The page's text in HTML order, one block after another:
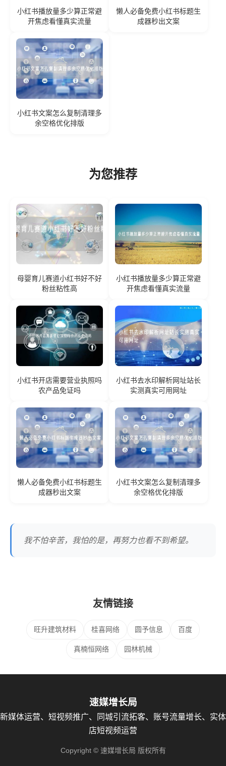
小红书播放量多少算正常避
开焦虑看懂真实流量
懒人必备免费小红书标题生
成器秒出文案
小红书文案怎么复制清理多
余空格优化排版
为您推荐
母婴育儿赛道小红书好不好
粉丝粘性高
小红书播放量多少算正常避
开焦虑看懂真实流量
小红书开店需要营业执照吗
农产品免证吗
小红书去水印解析网址站长
实测真实可用网址
懒人必备免费小红书标题生
成器秒出文案
小红书文案怎么复制清理多
余空格优化排版
我不怕辛苦，我怕的是，再努力也看不到希望。
友情链接
旺升建筑材料 桂喜网络 圆予信息 百度
真楠恒网络 园林机械
速媒增长局
新媒体运营、短视频推广、同城引流拓客、账号流量增长、实体
店短视频运营
Copyright © 速媒增长局 版权所有